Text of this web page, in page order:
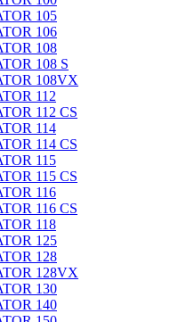
105
106
108
108 S
108VX
112
112 CS
114
114 CS
115
115 CS
116
116 CS
118
125
128
128VX
130
140